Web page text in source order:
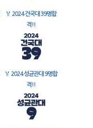
🏅 2024 건국대 39명합
격!!
🏅 2024 성균관대 9명합
격!!